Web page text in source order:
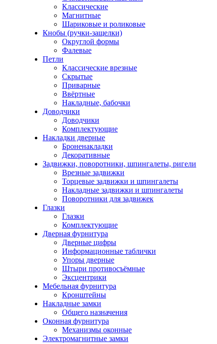
Классические
Магнитные
Шариковые и роликовые
Кнобы (ручки-защелки)
Округлой формы
Фалевые
Петли
Классические врезные
Скрытые
Приварные
Ввёртные
Накладные, бабочки
Доводчики
Доводчики
Комплектующие
Накладки дверные
Броненакладки
Декоративные
Задвижки, поворотники, шпингалеты, ригели
Врезные задвижки
Торцевые задвижки и шпингалеты
Накладные задвижки и шпингалеты
Поворотники для задвижек
Глазки
Глазки
Комплектующие
Дверная фурнитура
Дверные цифры
Информационные таблички
Упоры дверные
Штыри противосъёмные
Эксцентрики
Мебельная фурнитура
Кронштейны
Накладные замки
Общего назначения
Оконная фурнитура
Механизмы оконные
Электромагнитные замки